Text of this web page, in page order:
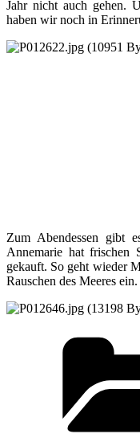
Jahr nicht auch gehen.
haben wir noch in
Zum Abendessen gibt
Annemarie hat frischen
gekauft. So geht wieder
Rauschen des Meeres ein.